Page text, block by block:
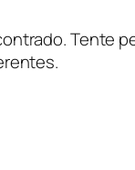
Tente